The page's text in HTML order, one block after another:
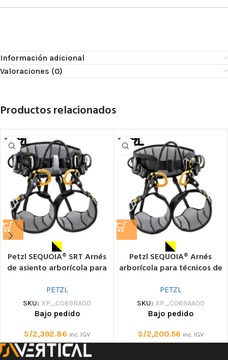
Información adicional
Valoraciones (0)
Productos relacionados
Petzl SEQUOIA® SRT Arnés
de asiento arborícola para
PETZL
SKU: XP_C069BA00
Bajo pedido
S/2,392.86 inc. IGV
Petzl SEQUOIA® Arnés
arborícola para técnicos de
PETZL
SKU: XP_C069AA00
Bajo pedido
S/2,200.56 inc. IGV